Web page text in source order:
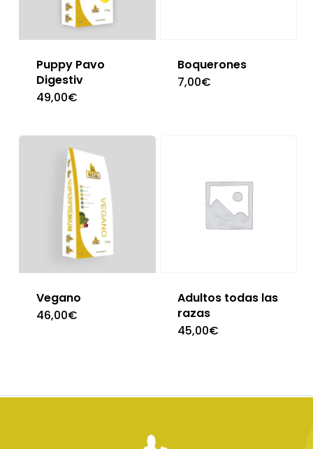
Puppy Pavo
Digestiv
49,00€
Boquerones
7,00€
Vegano
46,00€
Adultos todas las
razas
45,00€